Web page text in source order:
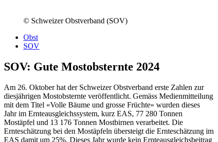
© Schweizer Obstverband (SOV)
Obst
SOV
SOV: Gute Mostobsternte 2024
Am 26. Oktober hat der Schweizer Obstverband erste Zahlen zur
diesjährigen Mostobsternte veröffentlicht. Gemäss Medienmitteilung
mit dem Titel «Volle Bäume und grosse Früchte» wurden dieses
Jahr im Ernteausgleichssystem, kurz EAS, 77 280 Tonnen
Mostäpfel und 13 176 Tonnen Mostbirnen verarbeitet. Die
Ernteschätzung bei den Mostäpfeln übersteigt die Ernteschätzung im
EAS damit um 25%. Dieses Jahr wurde kein Ernteausgleichsbeitrag